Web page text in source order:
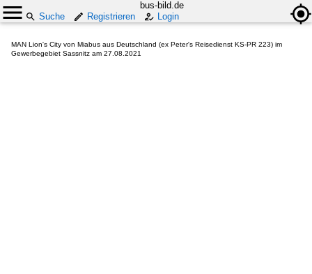
bus-bild.de
Suche
Registrieren Login
MAN Lion's City von Miabus aus Deutschland (ex Peter's Reisedienst KS-PR 223) im
Gewerbegebiet Sassnitz am 27.08.2021